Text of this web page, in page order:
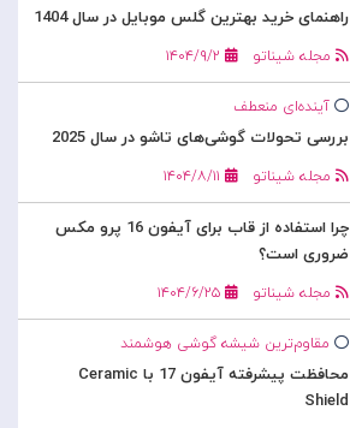
راهنمای خرید بهترین گلس موبایل در سال 1404
مجله شیناتو ۱۴۰۴/۹/۲
آینده‌ای منعطف
بررسی تحولات گوشی‌های تاشو در سال 2025
مجله شیناتو ۱۴۰۴/۸/۱۱
چرا استفاده از قاب برای آیفون 16 پرو مکس
ضروری است؟
مجله شیناتو ۱۴۰۴/۶/۲۵
مقاوم‌ترین شیشه گوشی هوشمند
محافظت پیشرفته آیفون 17 با Ceramic
Shield